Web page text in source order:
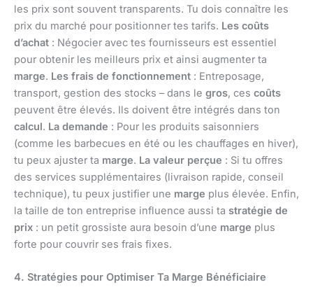
les prix sont souvent transparents. Tu dois connaître les
prix du marché pour positionner tes tarifs. Les coûts
d’achat : Négocier avec tes fournisseurs est essentiel
pour obtenir les meilleurs prix et ainsi augmenter ta
marge. Les frais de fonctionnement : Entreposage,
transport, gestion des stocks – dans le gros, ces coûts
peuvent être élevés. Ils doivent être intégrés dans ton
calcul. La demande : Pour les produits saisonniers
(comme les barbecues en été ou les chauffages en hiver),
tu peux ajuster ta marge. La valeur perçue : Si tu offres
des services supplémentaires (livraison rapide, conseil
technique), tu peux justifier une marge plus élevée. Enfin,
la taille de ton entreprise influence aussi ta stratégie de
prix : un petit grossiste aura besoin d’une marge plus
forte pour couvrir ses frais fixes.
4. Stratégies pour Optimiser Ta Marge Bénéficiaire